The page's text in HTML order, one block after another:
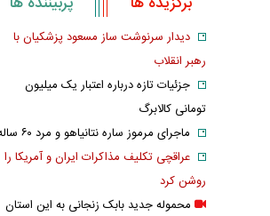
دیدار سرنوشت ساز مسعود پزشکیان با
رهبر انقلاب
جزئیات تازه درباره اعتبار یک میلیون
تومانی کالابرگ
ماجرای مرموز ساره نتانیاهو و مرد ۶۰ ساله
عراقچی تکلیف مذاکرات ایران و آمریکا را
روشن کرد
محموله جدید بابک زنجانی به این استان